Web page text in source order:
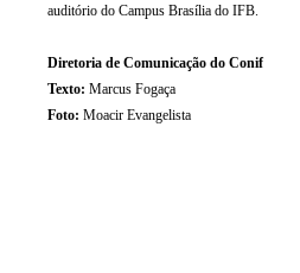
auditório do Campus Brasília do IFB.
Diretoria de Comunicação do Conif
Texto: Marcus Fogaça
Foto: Moacir Evangelista